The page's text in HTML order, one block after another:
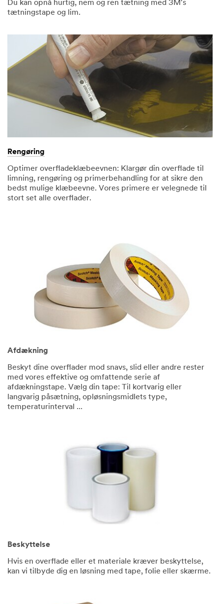
Du kan opnå hurtig, nem og ren tætning med 3M's
tætningstape og lim.
Rengøring
Optimer overfladeklæbeevnen: Klargør din overflade til
limning, rengøring og primerbehandling for at sikre den
bedst mulige klæbeevne. Vores primere er velegnede til
stort set alle overflader.
Afdækning
Beskyt dine overflader mod snavs, slid eller andre rester
med vores effektive og omfattende serie af
afdækningstape. Vælg din tape: Til kortvarig eller
langvarig påsætning, opløsningsmidlets type,
temperaturinterval ...
Beskyttelse
Hvis en overflade eller et materiale kræver beskyttelse,
kan vi tilbyde dig en løsning med tape, folie eller skærme.